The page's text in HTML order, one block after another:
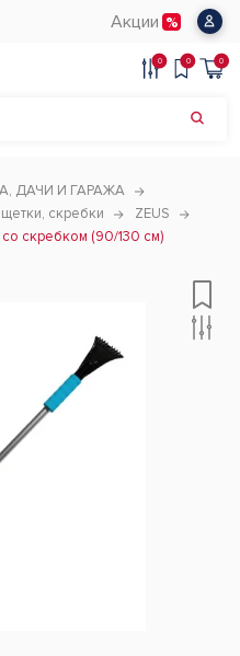
Акции
0 0 0
ДАЧИ И ГАРАЖА
скребки
ZEUS
скребком (90/130 см)